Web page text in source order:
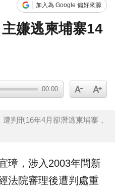
加入為 Google 偏好來源
嫌逃柬埔寨14
00:00
判刑16年4月卻潛逃柬埔寨，
璋 ，涉入2003年間新
法院審理後遭判處重